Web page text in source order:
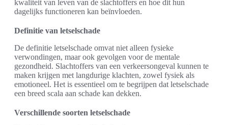
kwaliteit van leven van de slachtoffers en hoe dit hun
dagelijks functioneren kan beïnvloeden.
Definitie van letselschade
De definitie letselschade omvat niet alleen fysieke
verwondingen, maar ook gevolgen voor de mentale
gezondheid. Slachtoffers van een verkeersongeval kunnen te
maken krijgen met langdurige klachten, zowel fysiek als
emotioneel. Het is essentieel om te begrijpen dat letselschade
een breed scala aan schade kan dekken.
Verschillende soorten letselschade